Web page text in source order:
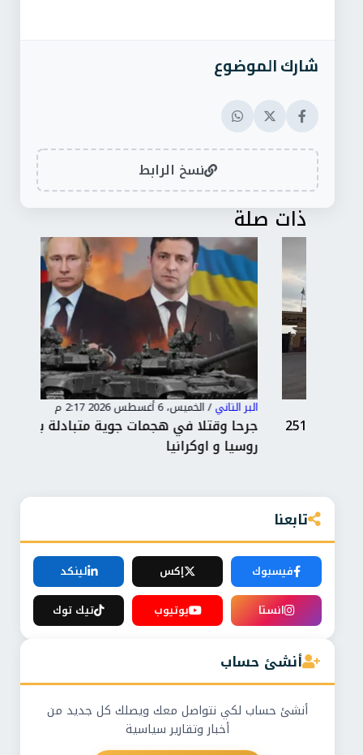
شارك الموضوع
نسخ الرابط
ذات صلة
/الخميس، 6 أغسطس 2026 2:17 م
جرحا وقتلا في هجمات جوية متبادلة بين
روسيا و اوكرانيا
تابعنا
فيسبوك إكس
لينكد
انستا
يوتيوب تيك توك
أنشئ حساب
أنشئ حساب لكي نتواصل معك ويصلك كل جديد من
أخبار وتقارير سياسية